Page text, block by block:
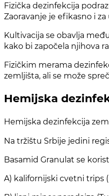
Fizička dezinfekcija
Zaoravanje je efikasno i
Kultivacija se obavlja
kako bi započela njihova
Fizičkim merama
zemljišta, ali se može
Hemijska
Hemijska dezinfekcija
Na tržištu Srbije jedini
Basamid Granulat se
A) kalifornijski cvetni trips